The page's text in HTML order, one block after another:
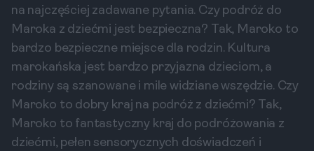
na najczęściej zadawane pytania. Czy podróż do
Maroka z dziećmi jest bezpieczna? Tak, Maroko to
bardzo bezpieczne miejsce dla rodzin. Kultura
marokańska jest bardzo przyjazna dzieciom, a
rodziny są szanowane i mile widziane wszędzie. Czy
Maroko to dobry kraj na podróż z dziećmi? Tak,
Maroko to fantastyczny kraj do podróżowania z
dziećmi, pełen sensorycznych doświadczeń i